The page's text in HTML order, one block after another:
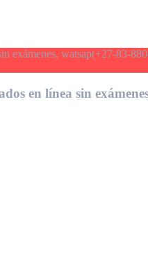
en línea sin